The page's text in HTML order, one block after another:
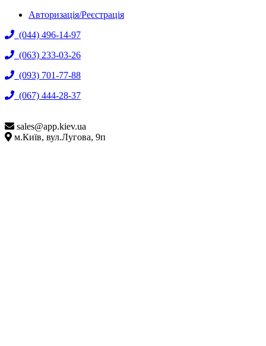
Авторизація/Реєстрація
(044) 496-14-97
(063) 233-03-26
(093) 701-77-88
(067) 444-28-37
sales@app.kiev.ua
м.Київ, вул.Лугова, 9п